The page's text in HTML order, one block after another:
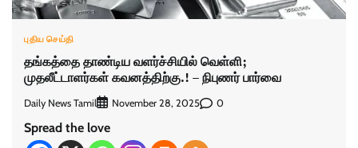
புதிய செய்தி
தங்கத்தை தாண்டிய வளர்ச்சியில் வெள்ளி;
முதலீட்டாளர்கள் கவனத்திற்கு.! – நிபுணர் பார்வை
Daily News Tamil November 28, 2025 0
Spread the love